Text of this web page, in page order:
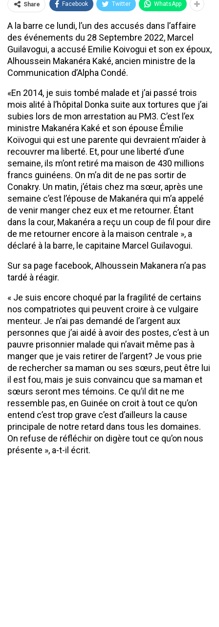
Share Facebook Twitter WhatsApp
A la barre ce lundi, l’un des accusés dans l’affaire
des événements du 28 Septembre 2022, Marcel
Guilavogui, a accusé Emilie Koivogui et son ex époux,
Alhoussein Makanéra Kaké, ancien ministre de la
Communication d’Alpha Condé.
«En 2014, je suis tombé malade et j’ai passé trois
mois alité à l’hôpital Donka suite aux tortures que j’ai
subies lors de mon arrestation au PM3. C’est l’ex
ministre Makanéra Kaké et son épouse Émilie
Koïvogui qui est une parente qui devraient m’aider à
recouvrer ma liberté. Et, pour une liberté d’une
semaine, ils m’ont retiré ma maison de 430 millions
francs guinéens. On m’a dit de ne pas sortir de
Conakry. Un matin, j’étais chez ma sœur, après une
semaine c’est l’épouse de Makanéra qui m’a appelé
de venir manger chez eux et me retourner. Étant
dans la cour, Makanéra a reçu un coup de fil pour dire
de me retourner encore à la maison centrale », a
déclaré à la barre, le capitaine Marcel Guilavogui.
Sur sa page facebook, Alhoussein Makanera n’a pas
tardé à réagir.
« Je suis encore choqué par la fragilité de certains
nos compatriotes qui peuvent croire à ce vulgaire
menteur. Je n’ai pas demandé de l’argent aux
personnes que j’ai aidé à avoir des postes, c’est à un
pauvre prisonnier malade qui n’avait même pas à
manger que je vais retirer de l’argent? Je vous prie
de rechercher sa maman ou ses sœurs, peut être lui
il est fou, mais je suis convaincu que sa maman et
sœurs seront mes témoins. Ce qu’il dit ne me
ressemble pas, en Guinée on croit à tout ce qu’on
entend c’est trop grave c’est d’ailleurs la cause
principale de notre retard dans tous les domaines.
On refuse de réfléchir on digère tout ce qu’on nous
présente », a-t-il écrit.